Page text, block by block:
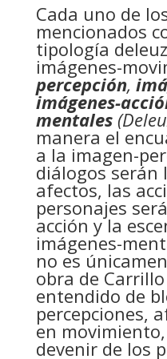
Cada uno de
mencionados
tipología
imágenes-
percepción,
imágenes-
mentales
manera el
a la imagen-
diálogos serán
afectos, las
personajes
acción y la
imágenes-
no es
obra de
entendido de
percepciones,
en
devenir de los